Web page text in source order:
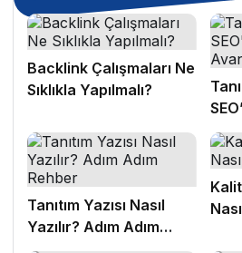
Backlink Çalışmaları Ne
Sıklıkla Yapılmalı?
Tanıtım Yazısı Nasıl
Yazılır? Adım Adım
Rehber